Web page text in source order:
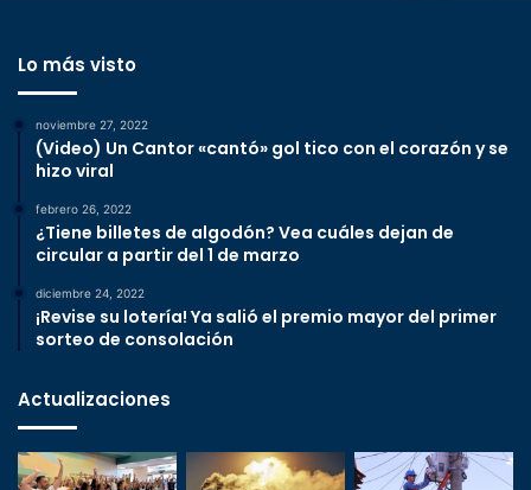
Lo más visto
noviembre 27, 2022
(Video) Un Cantor «cantó» gol tico con el corazón y se
hizo viral
febrero 26, 2022
¿Tiene billetes de algodón? Vea cuáles dejan de
circular a partir del 1 de marzo
diciembre 24, 2022
¡Revise su lotería! Ya salió el premio mayor del primer
sorteo de consolación
Actualizaciones